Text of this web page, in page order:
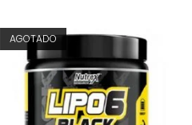
AGOTADO